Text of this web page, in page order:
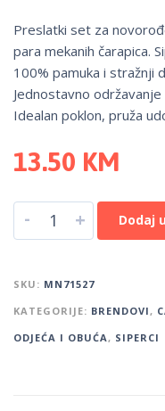
Preslatki set za
para mekanih čarapica.
100% pamuka i stražnji
Jednostavno
Idealan poklon, pruža
13.50 KM
- + Dodaj
SKU: MN71527
KATEGORIJE: BRENDOVI,
ODJEĆA I OBUĆA, SIPERCI